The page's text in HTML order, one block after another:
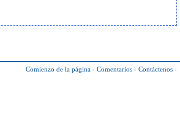
Comienzo de la página - Comentarios - Contáctenos -